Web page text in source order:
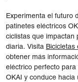
Experimenta el futuro
patinetes eléctricos
ciclistas que impactan
diaria. Visita Bicicletas
obtener más
eléctrico perfecto
OKAI y conduce hacia